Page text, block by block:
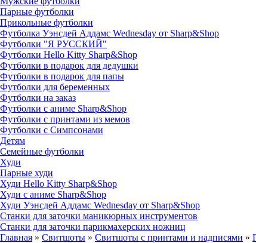
Парные футболки
Прикольные футболки
Футболка Уэнсдей Аддамс Wednesday от Sharp&Shop
Футболки "Я РУССКИЙ"
Футболки Hello Kitty Sharp&Shop
Футболки в подарок для дедушки
Футболки в подарок для папы
Футболки для беременных
Футболки на заказ
Футболки с аниме Sharp&Shop
Футболки с принтами из мемов
Футболки с Симпсонами
Детям
Семейные футболки
Худи
Парные худи
Худи Hello Kitty Sharp&Shop
Худи с аниме Sharp&Shop
Худи Уэнсдей Аддамс Wednesday от Sharp&Shop
Станки для заточки маникюрных инструментов
Станки для заточки парикмахерских ножниц
Главная » Свитшоты » Свитшоты с принтами и надписями »